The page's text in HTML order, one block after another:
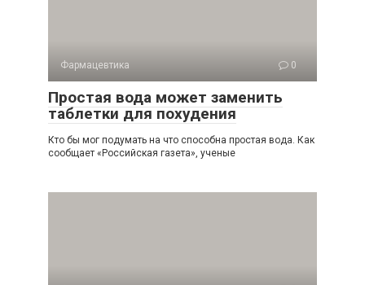
Фармацевтика 0
Простая вода может заменить
таблетки для похудения
Кто бы мог подумать на что способна простая вода. Как
сообщает «Российская газета», ученые